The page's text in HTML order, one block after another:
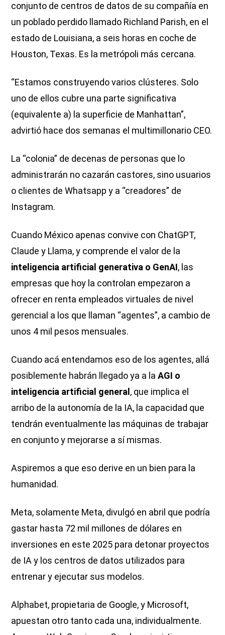
conjunto de centros de datos de su compañía en
un poblado perdido llamado Richland Parish, en el
estado de Louisiana, a seis horas en coche de
Houston, Texas. Es la metrópoli más cercana.
“Estamos construyendo varios clústeres. Solo
uno de ellos cubre una parte significativa
(equivalente a) la superficie de Manhattan”,
advirtió hace dos semanas el multimillonario CEO.
La “colonia” de decenas de personas que lo
administrarán no cazarán castores, sino usuarios
o clientes de Whatsapp y a “creadores” de
Instagram.
Cuando México apenas convive con ChatGPT,
Claude y Llama, y comprende el valor de la
inteligencia artificial generativa o GenAI, las
empresas que hoy la controlan empezaron a
ofrecer en renta empleados virtuales de nivel
gerencial a los que llaman “agentes”, a cambio de
unos 4 mil pesos mensuales.
Cuando acá entendamos eso de los agentes, allá
posiblemente habrán llegado ya a laAGI o
inteligencia artificial general , que implica el
arribo de la autonomía de la IA, la capacidad que
tendrán eventualmente las máquinas de trabajar
en conjunto y mejorarse a sí mismas.
Aspiremos a que eso derive en un bien para la
humanidad.
Meta, solamente Meta, divulgó en abril que podría
gastar hasta 72 mil millones de dólares en
inversiones en este 2025 para detonar proyectos
de IA y los centros de datos utilizados para
entrenar y ejecutar sus modelos.
Alphabet, propietaria de Google, y Microsoft,
apuestan otro tanto cada una, individualmente.